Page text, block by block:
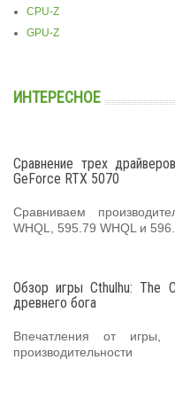
CPU-Z
GPU-Z
ИНТЕРЕСНОЕ
Сравнение трех
GeForce RTX 5070
Сравниваем
WHQL, 595.79 WHQL и
Обзор игры Cthulhu: The
древнего бога
Впечатления от игры,
производительности